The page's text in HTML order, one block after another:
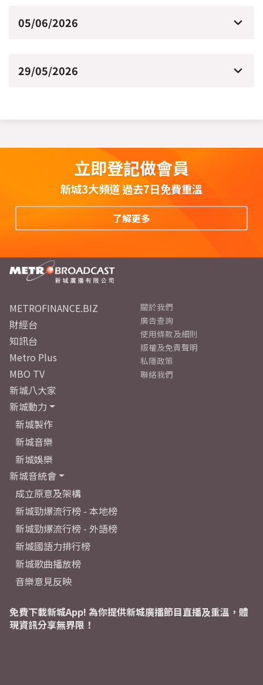
05/06/2026
29/05/2026
立即登記做會員
新城3大頻道 過去7日免費重溫
了解更多
METROFINANCE.BIZ
財經台
知訊台
Metro Plus
MBO TV
新城八大家
新城動力
新城製作
新城音樂
新城娛樂
新城音統會
成立原意及架構
新城勁爆流行榜 - 本地榜
新城勁爆流行榜 - 外語榜
新城國語力排行榜
新城歌曲播放榜
音樂意見反映
關於我們
廣告查詢
使用條款及細則
版權及免責聲明
私隱政策
聯絡我們
免費下載新城App! 為你提供新城廣播節目直播及重溫，體
現資訊分享無界限！